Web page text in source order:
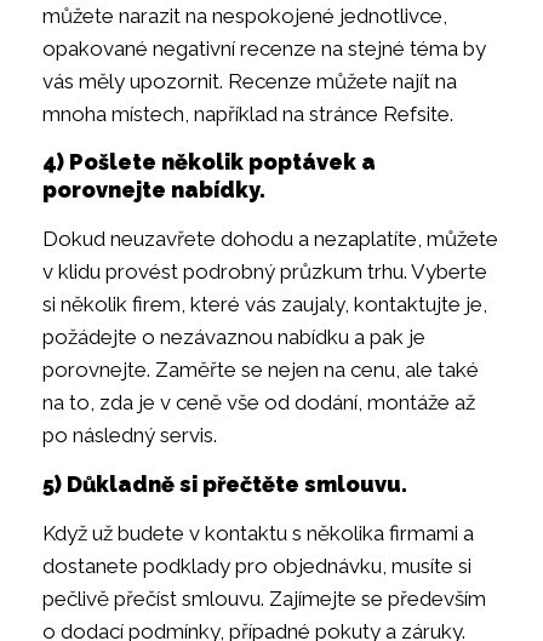
můžete narazit na nespokojené jednotlivce,
opakované negativní recenze na stejné téma by
vás měly upozornit. Recenze můžete najít na
mnoha místech, například na stránce Refsite.
4) Pošlete několik poptávek a
porovnejte nabídky.
Dokud neuzavřete dohodu a nezaplatíte, můžete
v klidu provést podrobný průzkum trhu. Vyberte
si několik firem, které vás zaujaly, kontaktujte je,
požádejte o nezávaznou nabídku a pak je
porovnejte. Zaměřte se nejen na cenu, ale také
na to, zda je v ceně vše od dodání, montáže až
po následný servis.
5) Důkladně si přečtěte smlouvu.
Když už budete v kontaktu s několika firmami a
dostanete podklady pro objednávku, musíte si
pečlivě přečíst smlouvu. Zajímejte se především
o dodací podmínky, případné pokuty a záruky.